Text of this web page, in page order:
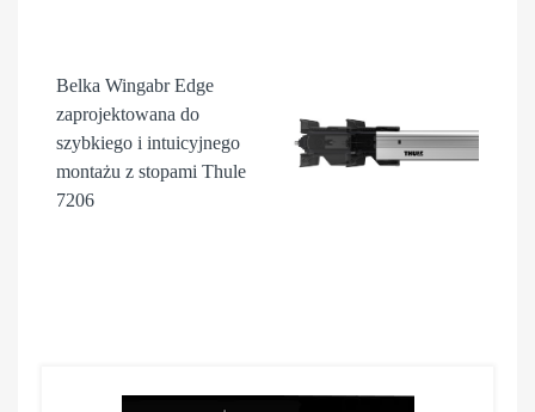
Belka Wingabr Edge
zaprojektowana do
szybkiego i intuicyjnego
montażu z stopami Thule
7206